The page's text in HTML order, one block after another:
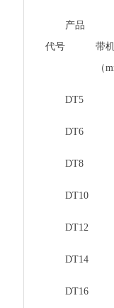
产品
代号
带
（
DT5
DT6
DT8
DT10
DT12
DT14
DT16